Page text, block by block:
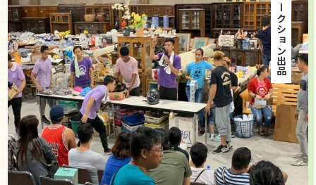
海外オークション出品